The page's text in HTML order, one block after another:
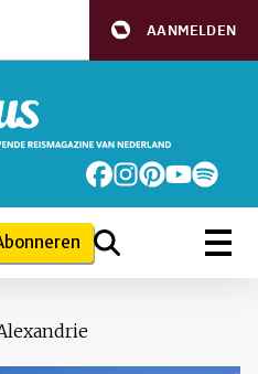
AANMELDEN